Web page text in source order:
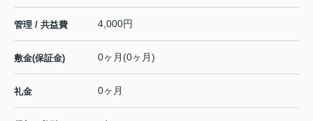
管理 / 共益費 4,000円
敷金(保証金) 0ヶ月(0ヶ月)
礼金 0ヶ月